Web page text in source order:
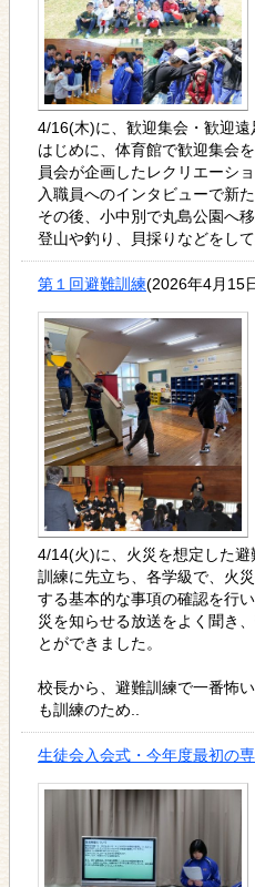
4/16(木)に、歓迎集会・歓迎遠
はじめに、体育館で歓迎集会
員会が企画したレクリエーシ
入職員へのインタビューで新
その後、小中別で丸島公園へ
登山や釣り、貝採りなどをして
第１回避難訓練(2026年4月15
4/14(火)に、火災を想定した避
訓練に先立ち、各学級で、火
する基本的な事項の確認を行
災を知らせる放送をよく聞き
とができました。
校長から、避難訓練で一番怖
も訓練のため..
生徒会入会式・今年度最初の